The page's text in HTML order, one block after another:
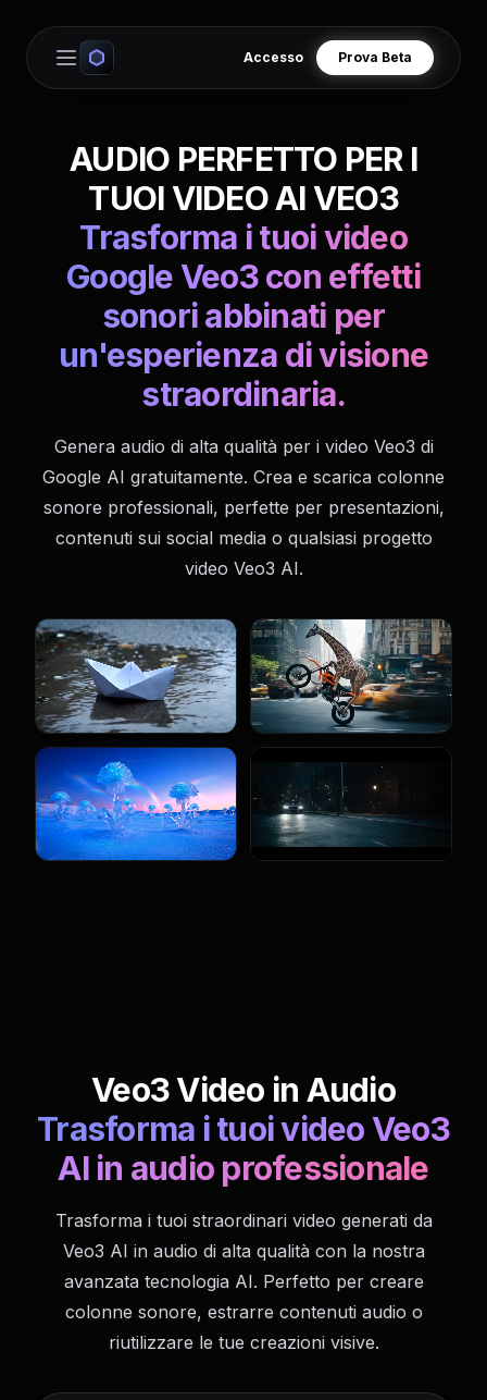
Open main menu
Accesso Prova Beta
AUDIO PERFETTO PER I
TUOI VIDEO AI VEO3
Trasforma i tuoi video
Google Veo3 con effetti
sonori abbinati per
un'esperienza di visione
straordinaria.
Genera audio di alta qualità per i video Veo3 di
Google AI gratuitamente. Crea e scarica colonne
sonore professionali, perfette per presentazioni,
contenuti sui social media o qualsiasi progetto
video Veo3 AI.
Veo3 Video in Audio
Trasforma i tuoi video Veo3
AI in audio professionale
Trasforma i tuoi straordinari video generati da
Veo3 AI in audio di alta qualità con la nostra
avanzata tecnologia AI. Perfetto per creare
colonne sonore, estrarre contenuti audio o
riutilizzare le tue creazioni visive.